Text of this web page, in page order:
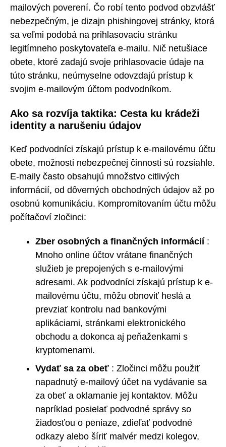
mailových poverení. Čo robí tento podvod obzvlášť
nebezpečným, je dizajn phishingovej stránky, ktorá
sa veľmi podobá na prihlasovaciu stránku
legitímneho poskytovateľa e-mailu. Nič netušiace
obete, ktoré zadajú svoje prihlasovacie údaje na
túto stránku, neúmyselne odovzdajú prístup k
svojim e-mailovým účtom podvodníkom.
Ako sa rozvíja taktika: Cesta ku krádeži
identity a narušeniu údajov
Keď podvodníci získajú prístup k e-mailovému účtu
obete, možnosti nebezpečnej činnosti sú rozsiahle.
E-maily často obsahujú množstvo citlivých
informácií, od dôverných obchodných údajov až po
osobnú komunikáciu. Kompromitovaním účtu môžu
počítačoví zločinci:
Zber osobných a finančných informácií :
Mnoho online účtov vrátane finančných
služieb je prepojených s e-mailovými
adresami. Ak podvodníci získajú prístup k e-
mailovému účtu, môžu obnoviť heslá a
prevziať kontrolu nad bankovými
aplikáciami, stránkami elektronického
obchodu a dokonca aj peňaženkami s
kryptomenami.
Vydať sa za obeť : Zločinci môžu použiť
napadnutý e-mailový účet na vydávanie sa
za obeť a oklamanie jej kontaktov. Môžu
napríklad posielať podvodné správy so
žiadosťou o peniaze, zdieľať podvodné
odkazy alebo šíriť malvér medzi kolegov,